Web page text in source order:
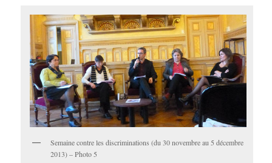
Semaine contre les discriminations (du 30 novembre au 5 décembre
2013) – Photo 5